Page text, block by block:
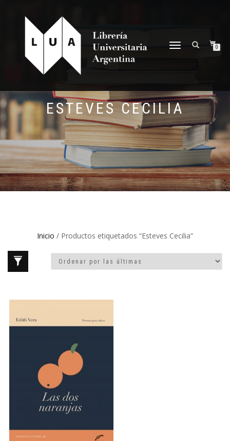
NAVEGACIÓN
0
ESTEVES CECILIA
Inicio / Productos etiquetados “Esteves Cecilia”